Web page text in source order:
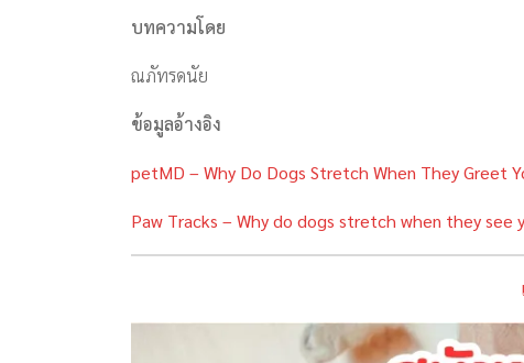
บทความโดย
ณภัทรดนัย
ข้อมูลอ้างอิง
petMD – Why Do Dogs Stretch When They Greet
Paw Tracks – Why do dogs stretch when they see